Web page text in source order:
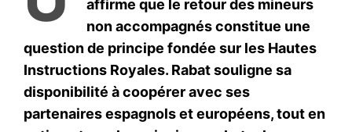
Insight Publications
À propos
Nous contacter
Formules d’abonnement